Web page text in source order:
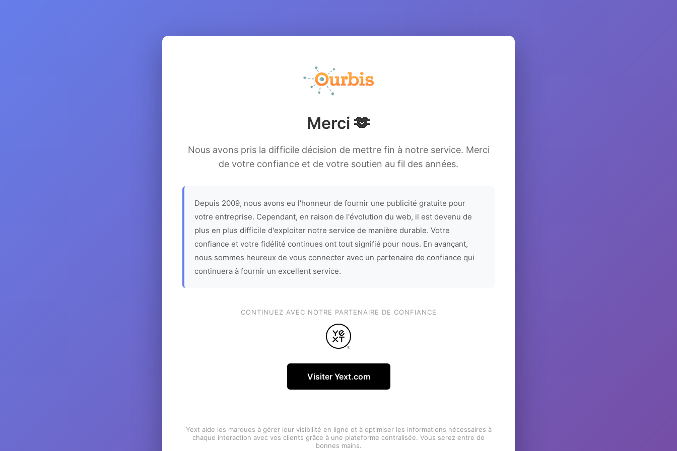
Merci 🫶
Nous avons pris la difficile décision de mettre fin à notre service. Merci
de votre confiance et de votre soutien au fil des années.
Depuis 2009, nous avons eu l'honneur de fournir une publicité gratuite pour
votre entreprise. Cependant, en raison de l'évolution du web, il est devenu de
plus en plus difficile d'exploiter notre service de manière durable. Votre
confiance et votre fidélité continues ont tout signifié pour nous. En avançant,
nous sommes heureux de vous connecter avec un partenaire de confiance qui
continuera à fournir un excellent service.
CONTINUEZ AVEC NOTRE PARTENAIRE DE CONFIANCE
Visiter Yext.com
Yext aide les marques à gérer leur visibilité en ligne et à optimiser les informations nécessaires à
chaque interaction avec vos clients grâce à une plateforme centralisée. Vous serez entre de
bonnes mains.